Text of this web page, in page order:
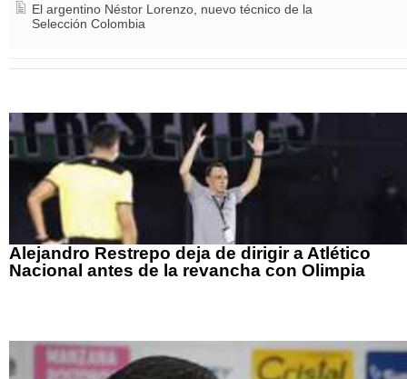
El argentino Néstor Lorenzo, nuevo técnico de la
Selección Colombia
Alejandro Restrepo deja de dirigir a Atlético
Nacional antes de la revancha con Olimpia